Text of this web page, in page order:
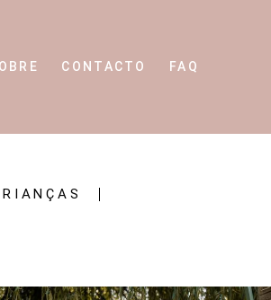
CONTACTO FAQ